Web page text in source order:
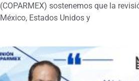
(COPARMEX) sostenemos que la
México, Estados Unidos y